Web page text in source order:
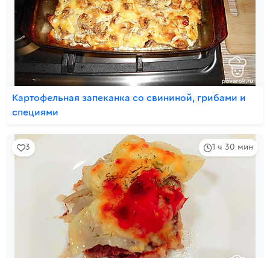
Картофельная запеканка со свининой, грибами и
специями
1 ч 30 мин
3